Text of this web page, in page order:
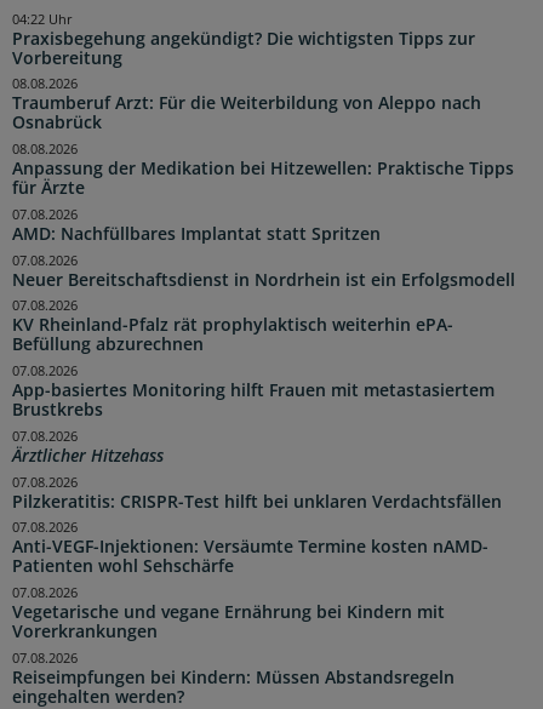
Praxisbegehung angekündigt? Die wichtigsten Tipps zur
Vorbereitung
04:22 Uhr
Traumberuf Arzt: Für die Weiterbildung von Aleppo nach
Osnabrück
08.08.2026
Anpassung der Medikation bei Hitzewellen: Praktische Tipps
für Ärzte
08.08.2026
AMD: Nachfüllbares Implantat statt Spritzen
07.08.2026
Neuer Bereitschaftsdienst in Nordrhein ist ein Erfolgsmodell
07.08.2026
KV Rheinland-Pfalz rät prophylaktisch weiterhin ePA-
Befüllung abzurechnen
07.08.2026
App-basiertes Monitoring hilft Frauen mit metastasiertem
Brustkrebs
07.08.2026
Ärztlicher Hitzehass
07.08.2026
Pilzkeratitis: CRISPR-Test hilft bei unklaren Verdachtsfällen
07.08.2026
Anti-VEGF-Injektionen: Versäumte Termine kosten nAMD-
Patienten wohl Sehschärfe
07.08.2026
Vegetarische und vegane Ernährung bei Kindern mit
Vorerkrankungen
07.08.2026
Reiseimpfungen bei Kindern: Müssen Abstandsregeln
eingehalten werden?
07.08.2026